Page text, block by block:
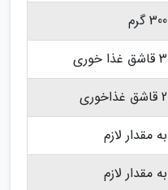
300 گرم
3 قاشق غذا خوری
2 قاشق غذاخوری
به مقدار لازم
به مقدار لازم